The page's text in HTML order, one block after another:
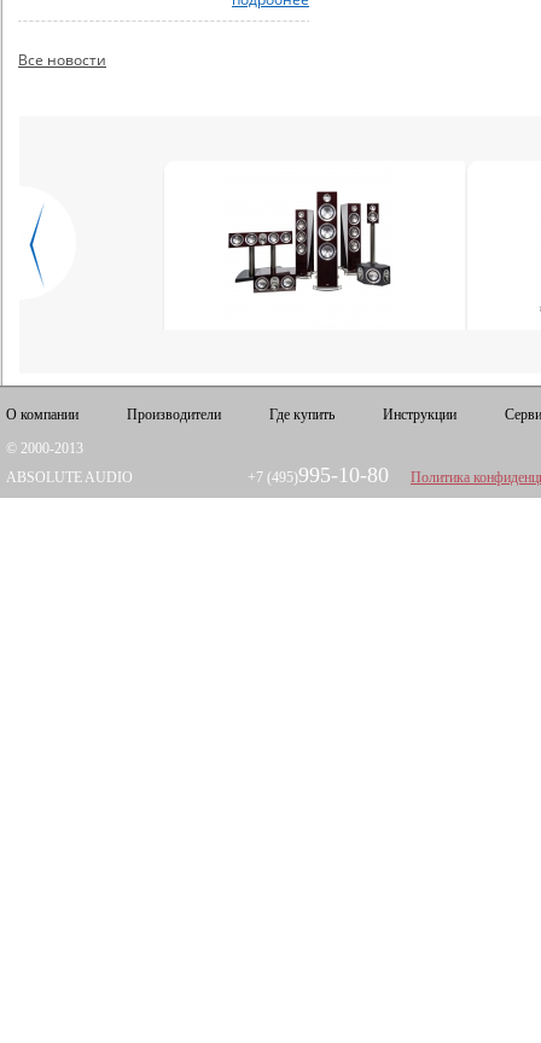
Все новости
О компании Производители Где купить Инструкции
© 2000-2013
ABSOLUTE AUDIO
+7 (495)995-10-80 Политика